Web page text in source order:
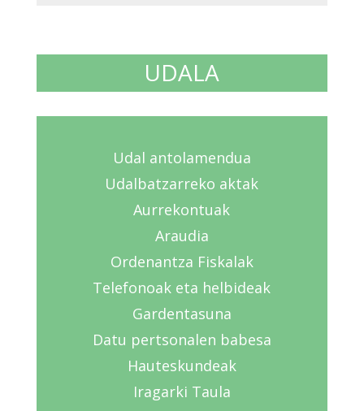
UDALA
Udal antolamendua
Udalbatzarreko aktak
Aurrekontuak
Araudia
Ordenantza Fiskalak
Telefonoak eta helbideak
Gardentasuna
Datu pertsonalen babesa
Hauteskundeak
Iragarki Taula